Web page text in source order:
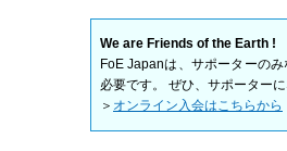
We are Friends of the Earth !
FoE Japanは、サポーターの
必要です。 ぜひ、サポーター
＞ オンライン入会はこちらから